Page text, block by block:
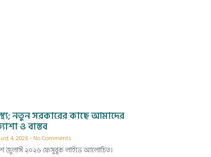
নতুন সরকারের কাছে আমাদের
ও বাস্তব
4, 2026 No Comments
জুলাঈ ২০২৬ ফেসুবুক লাইভে আলোচিত।